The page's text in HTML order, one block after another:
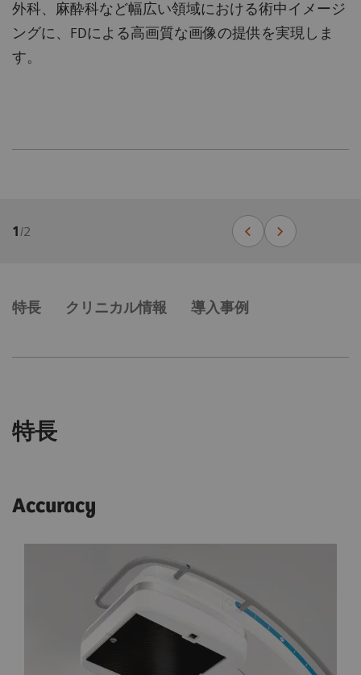
外科、麻酔科など幅広い領域における術中イメージ
ングに、FDによる高画質な画像の提供を実現しま
す。
1 /2
特長 クリニカル情報 導入事例
特長
Accuracy